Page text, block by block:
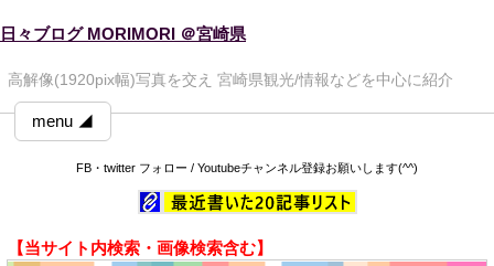
日々ブログ MORIMORI ＠宮崎県
高解像(1920pix幅)写真を交え 宮崎県観光/情報などを中心に紹介
menu ◢
FB・twitter フォロー / Youtubeチャンネル登録お願いします(^^)
【当サイト内検索・画像検索含む】